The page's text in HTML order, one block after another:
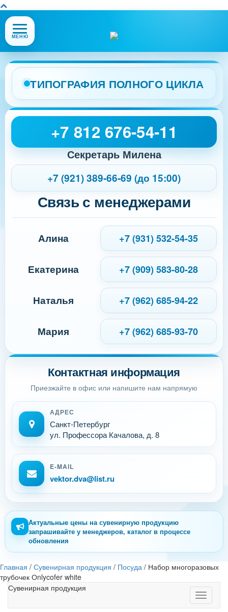
Открыть
или
меню
сайта
МЕНЮ
ТИПОГРАФИЯ ПОЛНОГО ЦИКЛА
Контактная информация
Приезжайте в офис или напишите нам напрямую
АДРЕС
Санкт-Петербург
ул. Профессора Качалова, д. 8
E-MAIL
vektor.dva@list.ru
+7 812 676-54-11
Секретарь Милена
+7 (921) 389-66-69 (до 15:00)
Связь с менеджерами
Алина +7 (931) 532-54-35
Екатерина +7 (909) 583-80-28
Наталья +7 (962) 685-94-22
Мария +7 (962) 685-93-70
Актуальные цены на сувенирную продукцию
запрашивайте у менеджеров, каталог в процессе
обновления
Главная / Сувенирная продукция / Посуда / Набор многоразовых
трубочек Оnlycofer white
Toggle
Сувенирная продукция